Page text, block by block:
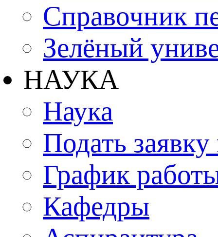
Справочник
Зелёный
НАУКА
Наука
Подать
График
Кафедры